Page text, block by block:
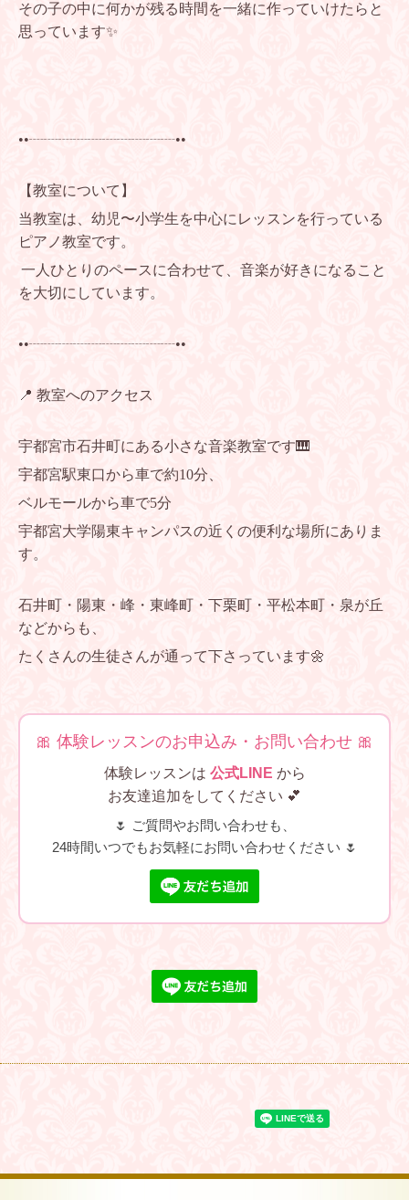
その子の中に何かが残る時間を一緒に作っていけたらと
思っています✨
••┈┈┈┈┈┈┈┈┈┈••
【教室について】
当教室は、幼児〜小学生を中心にレッスンを行っている
ピアノ教室です。
一人ひとりのペースに合わせて、音楽が好きになること
を大切にしています。
••┈┈┈┈┈┈┈┈┈┈••
📍 教室へのアクセス
宇都宮市石井町にある小さな音楽教室です🎹
宇都宮駅東口から車で約10分、
ベルモールから車で5分
宇都宮大学陽東キャンパスの近くの便利な場所にありま
す。
石井町・陽東・峰・東峰町・下栗町・平松本町・泉が丘
などからも、
たくさんの生徒さんが通って下さっています🌼
🎀 体験レッスンのお申込み・お問い合わせ 🎀
体験レッスンは 公式LINE から
お友達追加をしてください 💕
🌷 ご質問やお問い合わせも、
24時間いつでもお気軽にお問い合わせください 🌷